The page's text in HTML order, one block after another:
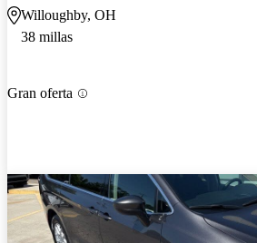
Willoughby, OH
38 millas
Gran oferta